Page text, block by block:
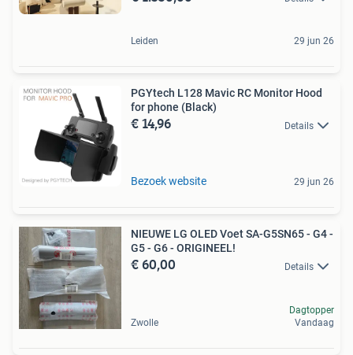
Leiden 29 jun 26
PGYtech L128 Mavic RC Monitor Hood
for phone (Black)
€ 14,96 Details
Bezoek website 29 jun 26
NIEUWE LG OLED Voet SA-G5SN65 - G4 -
G5 - G6 - ORIGINEEL!
€ 60,00 Details
Zwolle
Dagtopper
Vandaag